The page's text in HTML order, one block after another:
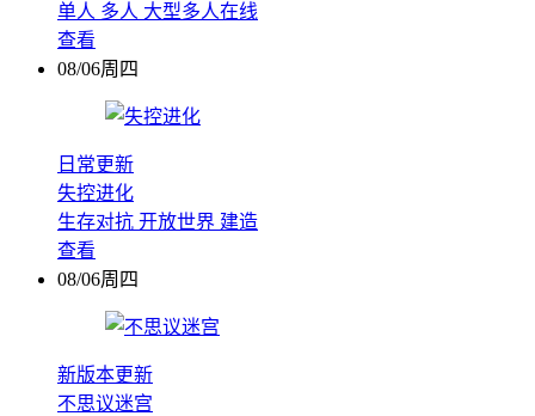
单人 多人 大型多人在线
查看
08/06周四
日常更新
失控进化
生存对抗 开放世界 建造
查看
08/06周四
新版本更新
不思议迷宫